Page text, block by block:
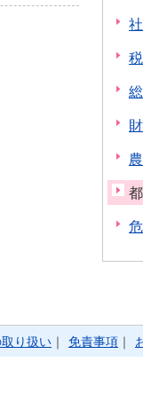
り扱い ｜ 免責事項 ｜